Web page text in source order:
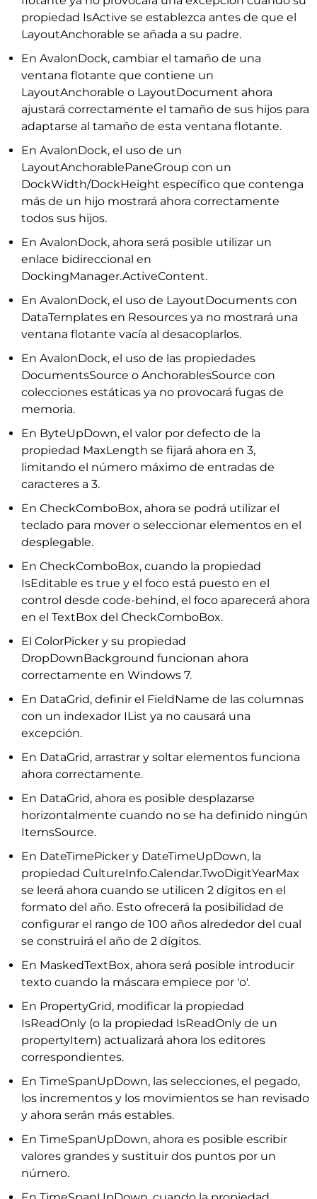
propiedad IsActive se establezca antes de que el
LayoutAnchorable se añada a su padre.
En AvalonDock, cambiar el tamaño de una
ventana flotante que contiene un
LayoutAnchorable o LayoutDocument ahora
ajustará correctamente el tamaño de sus hijos para
adaptarse al tamaño de esta ventana flotante.
En AvalonDock, el uso de un
LayoutAnchorablePaneGroup con un
DockWidth/DockHeight específico que contenga
más de un hijo mostrará ahora correctamente
todos sus hijos.
En AvalonDock, ahora será posible utilizar un
enlace bidireccional en
DockingManager.ActiveContent.
En AvalonDock, el uso de LayoutDocuments con
DataTemplates en Resources ya no mostrará una
ventana flotante vacía al desacoplarlos.
En AvalonDock, el uso de las propiedades
DocumentsSource o AnchorablesSource con
colecciones estáticas ya no provocará fugas de
memoria.
En ByteUpDown, el valor por defecto de la
propiedad MaxLength se fijará ahora en 3,
limitando el número máximo de entradas de
caracteres a 3.
En CheckComboBox, ahora se podrá utilizar el
teclado para mover o seleccionar elementos en el
desplegable.
En CheckComboBox, cuando la propiedad
IsEditable es true y el foco está puesto en el
control desde code-behind, el foco aparecerá ahora
en el TextBox del CheckComboBox.
El ColorPicker y su propiedad
DropDownBackground funcionan ahora
correctamente en Windows 7.
En DataGrid, definir el FieldName de las columnas
con un indexador IList ya no causará una
excepción.
En DataGrid, arrastrar y soltar elementos funciona
ahora correctamente.
En DataGrid, ahora es posible desplazarse
horizontalmente cuando no se ha definido ningún
ItemsSource.
En DateTimePicker y DateTimeUpDown, la
propiedad CultureInfo.Calendar.TwoDigitYearMax
se leerá ahora cuando se utilicen 2 dígitos en el
formato del año. Esto ofrecerá la posibilidad de
configurar el rango de 100 años alrededor del cual
se construirá el año de 2 dígitos.
En MaskedTextBox, ahora será posible introducir
texto cuando la máscara empiece por 'o'.
En PropertyGrid, modificar la propiedad
IsReadOnly (o la propiedad IsReadOnly de un
propertyItem) actualizará ahora los editores
correspondientes.
En TimeSpanUpDown, las selecciones, el pegado,
los incrementos y los movimientos se han revisado
y ahora serán más estables.
En TimeSpanUpDown, ahora es posible escribir
valores grandes y sustituir dos puntos por un
número.